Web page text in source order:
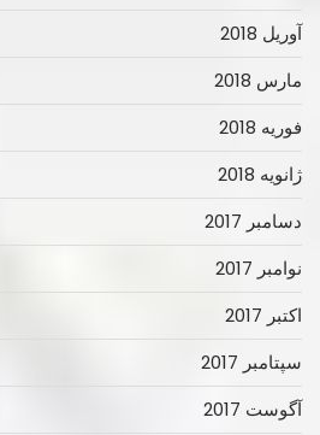
آوریل 2018
مارس 2018
فوریه 2018
ژانویه 2018
دسامبر 2017
نوامبر 2017
اکتبر 2017
سپتامبر 2017
آگوست 2017